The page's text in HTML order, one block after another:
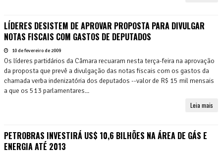
LÍDERES DESISTEM DE APROVAR PROPOSTA PARA DIVULGAR
NOTAS FISCAIS COM GASTOS DE DEPUTADOS
10 de fevereiro de 2009
Os líderes partidários da Câmara recuaram nesta terça-feira na aprovação
da proposta que prevê a divulgação das notas fiscais com os gastos da
chamada verba indenizatória dos deputados --valor de R$ 15 mil mensais
a que os 513 parlamentares...
Leia mais
PETROBRAS INVESTIRÁ US$ 10,6 BILHÕES NA ÁREA DE GÁS E
ENERGIA ATÉ 2013